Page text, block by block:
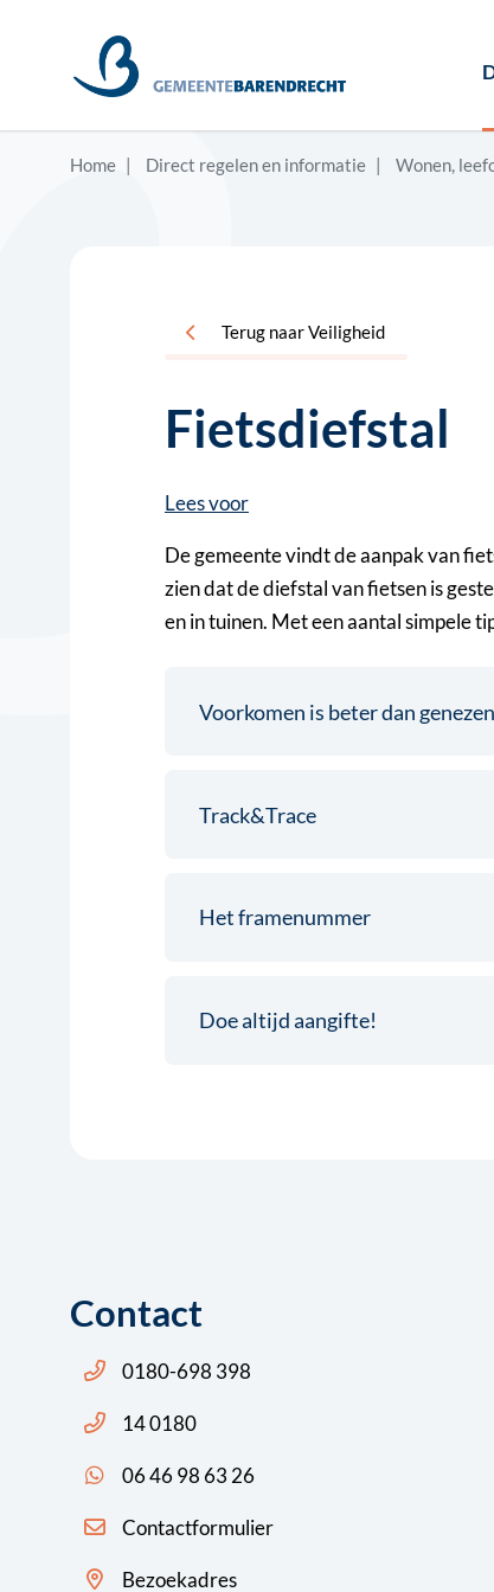
Home Direct regelen en informatie Wonen,
Terug naar Veiligheid
Fietsdiefstal
Lees voor
De gemeente vindt de aanpak van
zien dat de diefstal van fietsen is
en in tuinen. Met een aantal simpele
Voorkomen is beter dan genezen
Track&Trace
Het framenummer
Doe altijd aangifte!
Contact
Bel ons: 14 0180
0180-698 398
Bel ons: 14 0180
14 0180
App ons: 06 46 98 63 26 (WhatsApp)
06 46 98 63 26
Contactformulier
Bezoekadres